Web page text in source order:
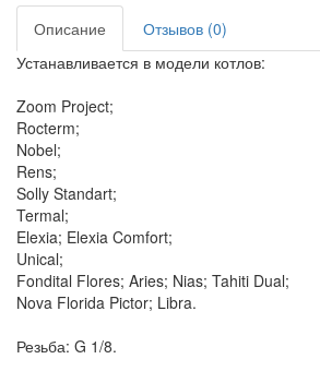
Описание
Отзывов (0)
Устанавливается в модели котлов:
Zoom Project;
Rocterm;
Nobel;
Rens;
Solly Standart;
Termal;
Elexia; Elexia Comfort;
Unical;
Fondital Flores; Aries; Nias; Tahiti Dual;
Nova Florida Pictor; Libra.
Резьба: G 1/8.